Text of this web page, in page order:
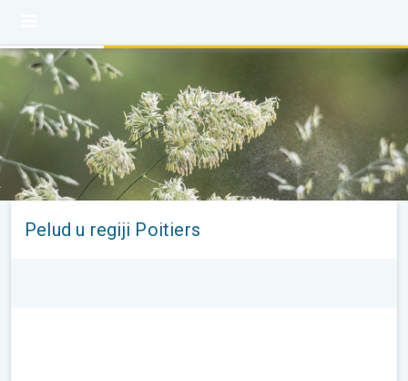
Pelud u regiji Poitiers